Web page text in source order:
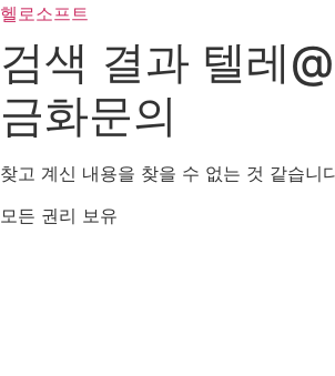
콘
츠
건
뛰
헬로소프트
검색 결과 텔레
금화문의
찾고 계신 내용을 찾을 수 없는 것 같습니
모든 권리 보유